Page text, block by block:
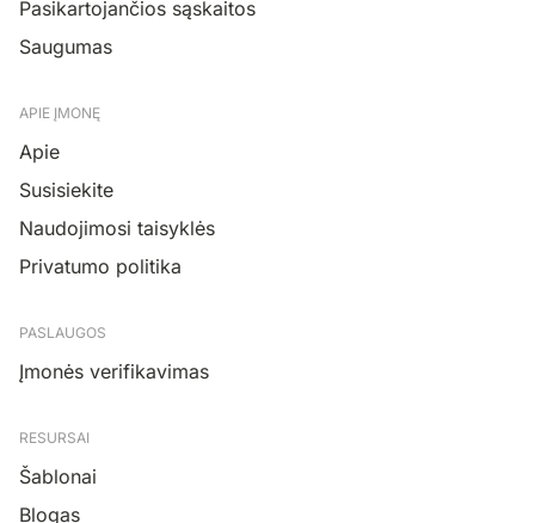
Pasikartojančios sąskaitos
Saugumas
APIE ĮMONĘ
Apie
Susisiekite
Naudojimosi taisyklės
Privatumo politika
PASLAUGOS
Įmonės verifikavimas
RESURSAI
Šablonai
Blogas